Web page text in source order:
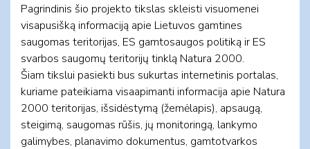
Pagrindinis šio projekto tikslas skleisti visuomenei
visapusišką informaciją apie Lietuvos gamtines
saugomas teritorijas, ES gamtosaugos politiką ir ES
svarbos saugomų teritorijų tinklą Natura 2000.
Šiam tikslui pasiekti bus sukurtas internetinis portalas,
kuriame pateikiama visaapimanti informacija apie Natura
2000 teritorijas, išsidėstymą (žemėlapis), apsaugą,
steigimą, saugomas rūšis, jų monitoringą, lankymo
galimybes, planavimo dokumentus, gamtotvarkos